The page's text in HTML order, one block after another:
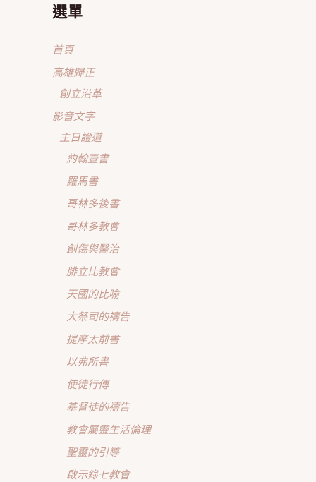
選單
首頁
高雄歸正
創立沿革
影音文字
主日證道
約翰壹書
羅馬書
哥林多後書
哥林多教會
創傷與醫治
腓立比教會
天國的比喻
大祭司的禱告
提摩太前書
以弗所書
使徒行傳
基督徒的禱告
教會屬靈生活倫理
聖靈的引導
啟示錄七教會